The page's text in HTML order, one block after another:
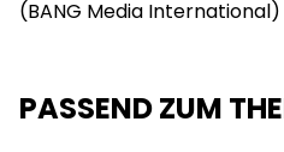
PASSEND ZUM